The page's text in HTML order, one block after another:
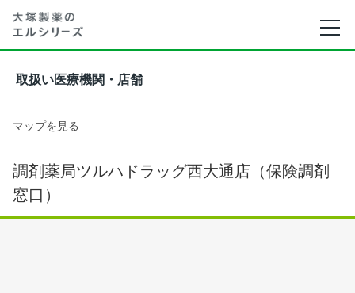
取扱い医療機関・店舗
マップを見る
調剤薬局ツルハドラッグ西大通店（保険調剤
窓口）